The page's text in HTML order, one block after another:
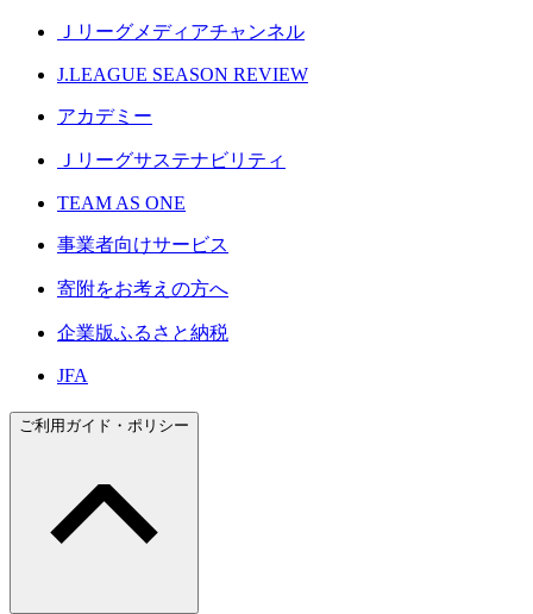
Ｊリーグメディアチャンネル
J.LEAGUE SEASON REVIEW
アカデミー
Ｊリーグサステナビリティ
TEAM AS ONE
事業者向けサービス
寄附をお考えの方へ
企業版ふるさと納税
JFA
ご利用ガイド・ポリシー